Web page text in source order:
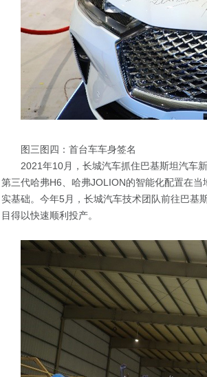
图三图四：首台车车身签名
2021年10月，长城汽车抓住巴基斯坦汽车
第三代哈弗H6、哈弗JOLION的智能化配置在
实基础。今年5月，长城汽车技术团队前往巴基
目得以快速顺利投产。